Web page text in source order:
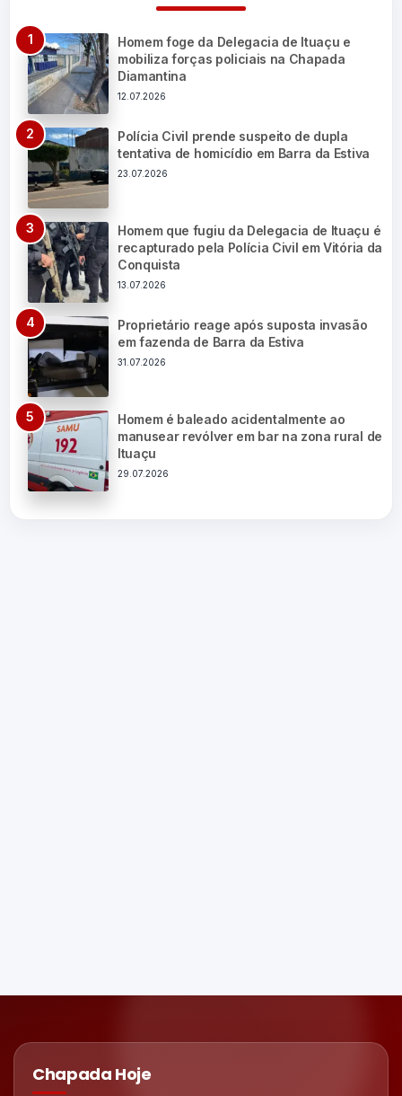
Homem foge da Delegacia de Ituaçu e
mobiliza forças policiais na Chapada
Diamantina
12.07.2026
Polícia Civil prende suspeito de dupla
tentativa de homicídio em Barra da Estiva
23.07.2026
Homem que fugiu da Delegacia de Ituaçu é
recapturado pela Polícia Civil em Vitória da
Conquista
13.07.2026
Proprietário reage após suposta invasão
em fazenda de Barra da Estiva
31.07.2026
Homem é baleado acidentalmente ao
manusear revólver em bar na zona rural de
Ituaçu
29.07.2026
Chapada Hoje